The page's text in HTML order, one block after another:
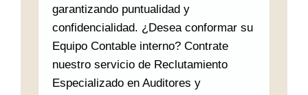
garantizando puntualidad y
confidencialidad. ¿Desea conformar su
Equipo Contable interno? Contrate
nuestro servicio de Reclutamiento
Especializado en Auditores y